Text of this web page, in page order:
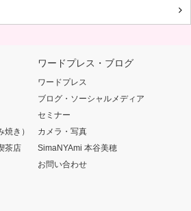
き）
茶店
ワードプレス・ブログ
ワードプレス
ブログ・ソーシャルメディア
セミナー
カメラ・写真
SimaNYAmi 本谷美穂
お問い合わせ